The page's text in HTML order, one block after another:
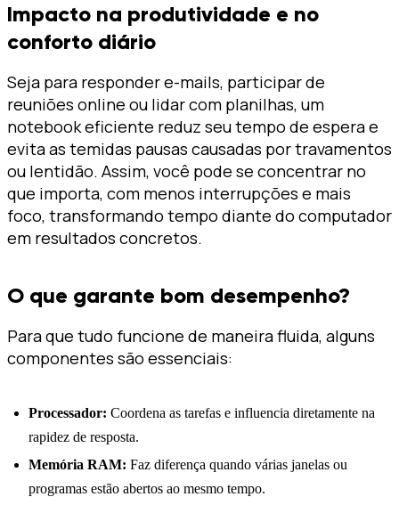
Impacto na produtividade e no
conforto diário
Seja para responder e-mails, participar de
reuniões online ou lidar com planilhas, um
notebook eficiente reduz seu tempo de espera e
evita as temidas pausas causadas por travamentos
ou lentidão. Assim, você pode se concentrar no
que importa, com menos interrupções e mais
foco, transformando tempo diante do computador
em resultados concretos.
O que garante bom desempenho?
Para que tudo funcione de maneira fluida, alguns
componentes são essenciais:
Processador: Coordena as tarefas e influencia diretamente na
rapidez de resposta.
Memória RAM: Faz diferença quando várias janelas ou
programas estão abertos ao mesmo tempo.